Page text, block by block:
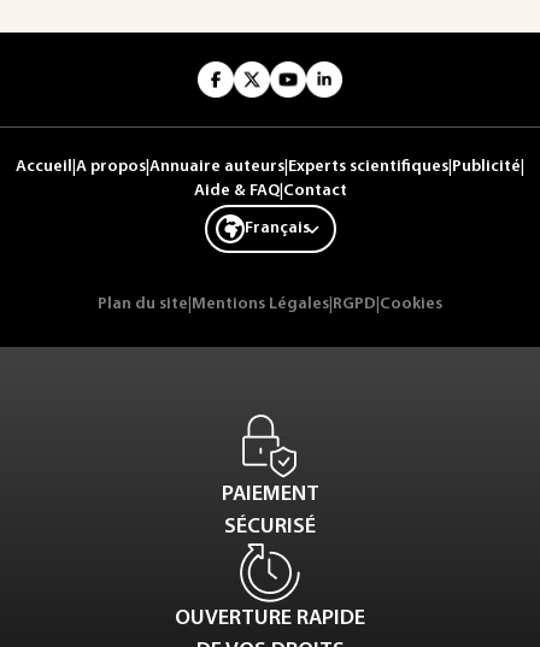
Accueil A propos Annuaire auteurs Experts scientifiques Publicité
Aide & FAQ| Contact
Français
Plan du site Mentions Légales RGPD Cookies
PAIEMENT
SÉCURISÉ
OUVERTURE RAPIDE